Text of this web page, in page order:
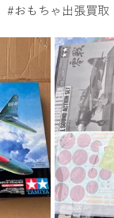
電動カート
#おもちゃ出張買取